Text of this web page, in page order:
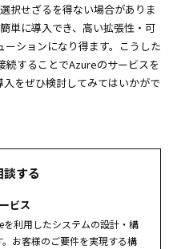
択せざるを得ない場合がありま
単に導入でき、高い拡張性・可
ションになり得ます。こうした
続することでAzureのサービスを
をぜひ検討してみてはいかがで
する
ビス
利用したシステムの設計・構
お客様のご要件を実現する構